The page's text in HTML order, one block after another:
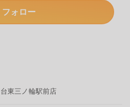
フォロー
東三ノ輪駅前店